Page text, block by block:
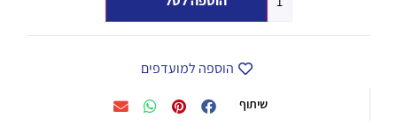
הוספה למועדפים
שיתוף